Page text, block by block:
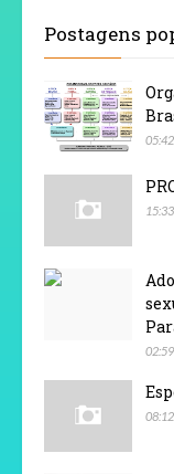
Postagens
05:42
15:33
02:59
08:12